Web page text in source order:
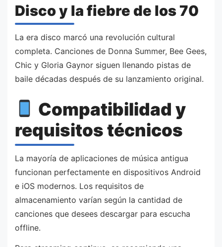
Disco y la fiebre de los 70
La era disco marcó una revolución cultural
completa. Canciones de Donna Summer, Bee Gees,
Chic y Gloria Gaynor siguen llenando pistas de
baile décadas después de su lanzamiento original.
Compatibilidad y
requisitos técnicos
La mayoría de aplicaciones de música antigua
funcionan perfectamente en dispositivos Android
e iOS modernos. Los requisitos de
almacenamiento varían según la cantidad de
canciones que desees descargar para escucha
offline.